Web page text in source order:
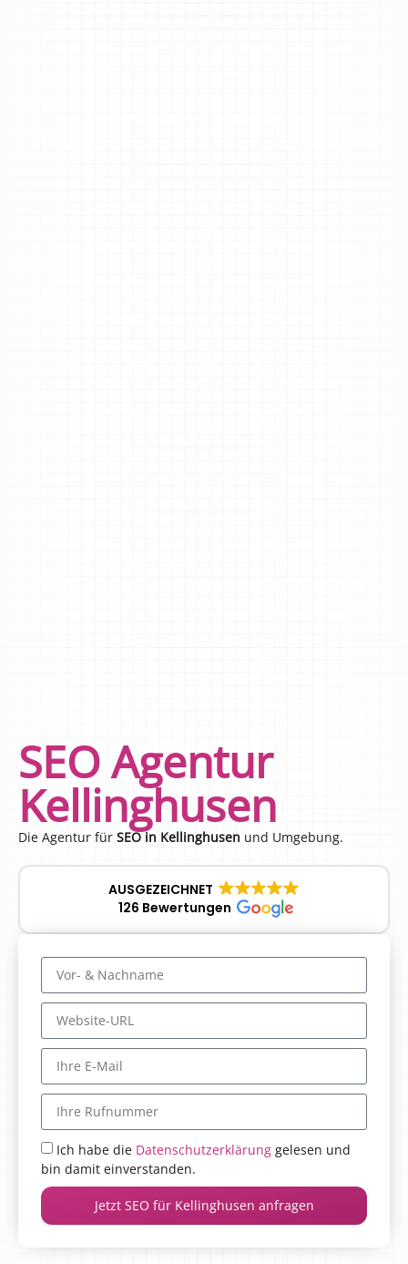
SEO Agentur
Kellinghusen
Die Agentur für SEO in Kellinghusen und Umgebung.
AUSGEZEICHNET
126 Bewertungen
Ich habe die Datenschutzerklärung gelesen und
bin damit einverstanden.
Jetzt SEO für Kellinghusen anfragen